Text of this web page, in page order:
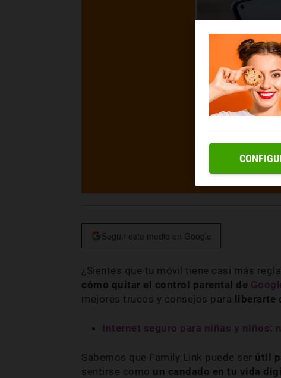
Seguir este medio en Google
¿Sientes que tu móvil tiene casi más
cómo quitar el control parental de
mejores trucos y consejos para liberarte
Internet seguro para niñas y niños:
Sabemos que Family Link puede ser útil
sentirse como un candado en tu vida